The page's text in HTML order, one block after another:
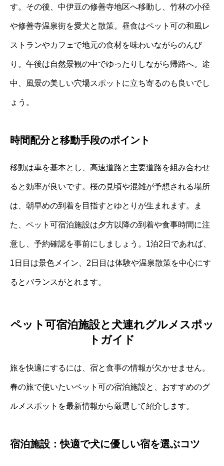
す。その後、中伊豆の修善寺地区へ移動し、竹林の小径
や修善寺温泉街を愛犬と散策。昼食はペット可の和風レ
ストランやカフェで地元の食材を味わいながらのんび
り。午後は自然景観の中でゆったりしながら帰路へ。途
中、風景の美しい穴場スポットに立ち寄るのも良いでし
ょう。
時間配分と移動手段のポイント
移動は車を基本とし、高速道路と主要道路を組み合わせ
ると効率が良いです。桜の見頃や混雑が予想される場所
は、朝早めの到着を目指すとゆとりが生まれます。ま
た、ペット可宿泊施設は夕方以降の到着や食事時間に注
意し、予約確認を事前にしましょう。1泊2日であれば、
1日目は景色メイン、2日目は体験や温泉散策を中心にす
るとバランスがとれます。
ペット可宿泊施設と犬連れグルメスポッ
トガイド
旅を快適にするには、宿と食事の情報が欠かせません。
春の旅で使いたいペット可の宿泊施設と、おすすめのグ
ルメスポットを最新情報から厳選して紹介します。
宿泊施設：快適で犬に優しい宿を選ぶコツ